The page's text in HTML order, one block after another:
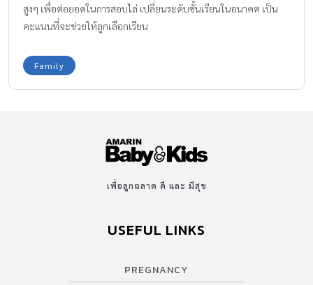
สูงๆ เพื่อต่อยอดในการสอบไล่ เปลี่ยนระดับชั้นเรียนในอนาคต เป็น
คะแนนที่จะช่วยให้ลูกเลือกเรียน
Family
เพื่อลูกฉลาด ดี และ มีสุข
USEFUL LINKS
PREGNANCY